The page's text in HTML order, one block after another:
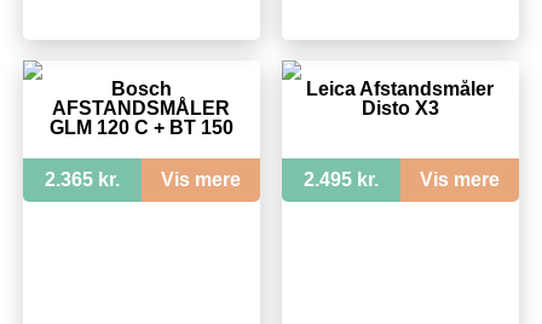
Bosch
AFSTANDSMÅLER
GLM 120 C + BT 150
2.365 kr. Vis mere
Leica Afstandsmåler
Disto X3
2.495 kr. Vis mere